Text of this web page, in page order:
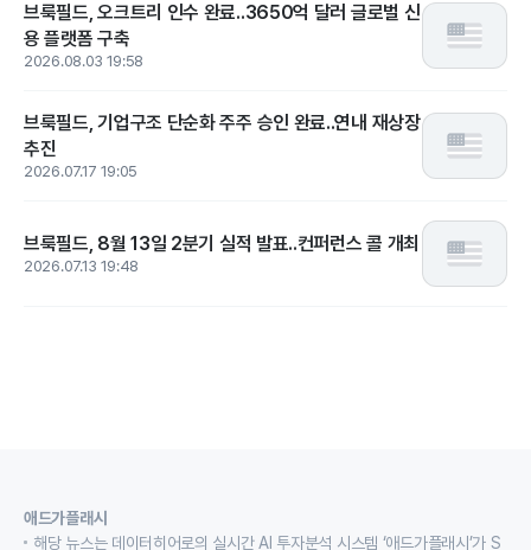
브룩필드, 오크트리 인수 완료..3650억 달러 글로벌 신
용 플랫폼 구축
2026.08.03 19:58
브룩필드, 기업구조 단순화 주주 승인 완료..연내 재상장
추진
2026.07.17 19:05
브룩필드, 8월 13일 2분기 실적 발표..컨퍼런스 콜 개최
2026.07.13 19:48
애드가플래시
해당 뉴스는 데이터히어로의 실시간 AI 투자분석 시스템 ‘애드가플래시’가 S